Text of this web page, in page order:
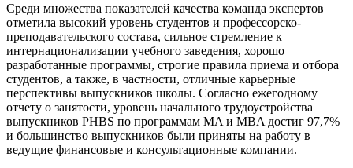
Среди множества показателей качества команда экспертов
отметила высокий уровень студентов и профессорско-
преподавательского состава, сильное стремление к
интернационализации учебного заведения, хорошо
разработанные программы, строгие правила приема и отбора
студентов, а также, в частности, отличные карьерные
перспективы выпускников школы. Согласно ежегодному
отчету о занятости, уровень начального трудоустройства
выпускников PHBS по программам MA и MBA достиг 97,7%
и большинство выпускников были приняты на работу в
ведущие финансовые и консультационные компании.